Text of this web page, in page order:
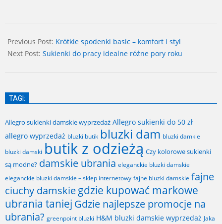
01-
27
Previous Post: Krótkie spodenki basic – komfort i styl
Next Post: Sukienki do pracy idealne różne pory roku
TAGI:
Allegro sukienki damskie wyprzedaż Allegro sukienki do 50 zł
allegro wyprzedaż bluzki butik bluzki dam bluzki damkie
bluzki damski butik z odzieżą Czy kolorowe sukienki
są modne? damskie ubrania eleganckie bluzki damskie
eleganckie bluzki damskie – sklep internetowy fajne bluzki damskie fajne
ciuchy damskiegdzie kupować markowe
ubrania taniej Gdzie najlepsze promocje na
ubrania? greenpoint bluzki H&M bluzki damskie wyprzedaż Jaka